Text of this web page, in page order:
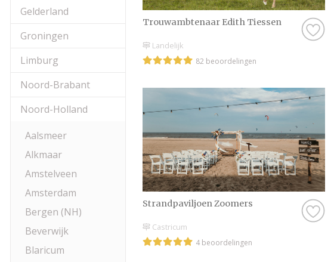
Gelderland
Groningen
Limburg
Noord-Brabant
Noord-Holland
Aalsmeer
Alkmaar
Amstelveen
Amsterdam
Bergen (NH)
Beverwijk
Blaricum
Trouwambtenaar Edith Tiessen
Landelijk
82 beoordelingen
Strandpaviljoen Zoomers
Castricum
4 beoordelingen